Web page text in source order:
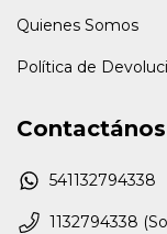
Quienes Somos
Política de
Contactános
541132794338
1132794338